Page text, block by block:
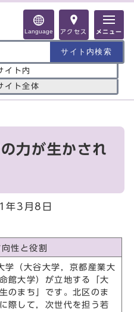
Language アクセス メニュー
イト内
イト全体
力が生かされ
年3月8日
性と役割
学（大谷大学，京都産業大
館大学）が立地する「大
のまち」です。北区のま
際して，次世代を担う若